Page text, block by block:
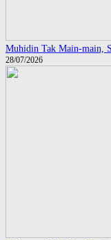
Muhidin Tak Main-main,
28/07/2026